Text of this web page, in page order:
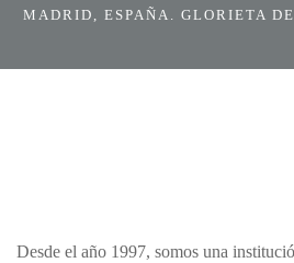
MADRID, ESPAÑA. GLORIETA
Desde el año 1997, somos una